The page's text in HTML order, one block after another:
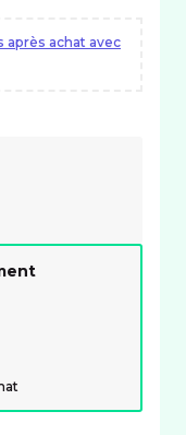
après achat avec